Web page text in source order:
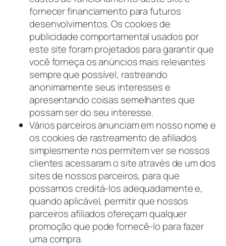
fornecer financiamento para futuros
desenvolvimentos. Os cookies de
publicidade comportamental usados ​​por
este site foram projetados para garantir que
você forneça os anúncios mais relevantes
sempre que possível, rastreando
anonimamente seus interesses e
apresentando coisas semelhantes que
possam ser do seu interesse.
Vários parceiros anunciam em nosso nome e
os cookies de rastreamento de afiliados
simplesmente nos permitem ver se nossos
clientes acessaram o site através de um dos
sites de nossos parceiros, para que
possamos creditá-los adequadamente e,
quando aplicável, permitir que nossos
parceiros afiliados ofereçam qualquer
promoção que pode fornecê-lo para fazer
uma compra.